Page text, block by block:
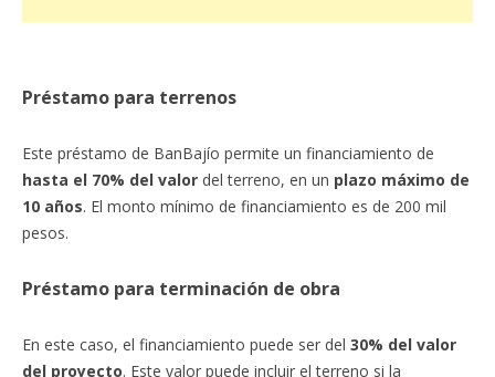
Préstamo para terrenos
Este préstamo de BanBajío permite un financiamiento de
hasta el 70% del valor del terreno, en un plazo máximo de
10 años. El monto mínimo de financiamiento es de 200 mil
pesos.
Préstamo para terminación de obra
En este caso, el financiamiento puede ser del 30% del valor
del proyecto. Este valor puede incluir el terreno si la